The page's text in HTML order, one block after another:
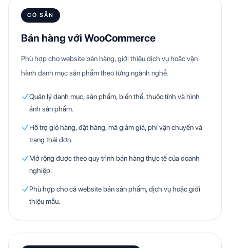
CÓ SẴN
Bán hàng với WooCommerce
Phù hợp cho website bán hàng, giới thiệu dịch vụ hoặc vận
hành danh mục sản phẩm theo từng ngành nghề.
Quản lý danh mục, sản phẩm, biến thể, thuộc tính và hình
ảnh sản phẩm.
Hỗ trợ giỏ hàng, đặt hàng, mã giảm giá, phí vận chuyển và
trạng thái đơn.
Mở rộng được theo quy trình bán hàng thực tế của doanh
nghiệp.
Phù hợp cho cả website bán sản phẩm, dịch vụ hoặc giới
thiệu mẫu.